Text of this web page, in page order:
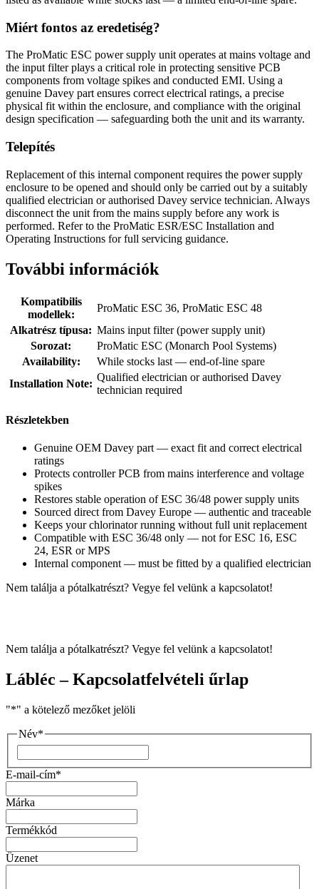
Miért fontos az eredetiség?
The ProMatic ESC power supply unit operates at mains voltage and
the input filter plays a critical role in protecting sensitive PCB
components from voltage spikes and conducted EMI. Using a
genuine Davey part ensures correct electrical ratings, a precise
physical fit within the enclosure, and compliance with the original
design specification — safeguarding both the unit and its warranty.
Telepítés
Replacement of this internal component requires the power supply
enclosure to be opened and should only be carried out by a suitably
qualified electrician or authorised Davey service technician. Always
disconnect the unit from the mains supply before any work is
performed. Refer to the ProMatic ESR/ESC Installation and
Operating Instructions for full servicing guidance.
További információk
Kompatibilis
modellek:
ProMatic ESC 36, ProMatic ESC 48
Alkatrész típusa: Mains input filter (power supply unit)
Sorozat:
ProMatic ESC (Monarch Pool Systems)
Availability:
While stocks last — end-of-line spare
Installation Note:
Qualified electrician or authorised Davey
technician required
Részletekben
Genuine OEM Davey part — exact fit and correct electrical
ratings
Protects controller PCB from mains interference and voltage
spikes
Restores stable operation of ESC 36/48 power supply units
Sourced direct from Davey Europe — authentic and traceable
Keeps your chlorinator running without full unit replacement
Compatible with ESC 36/48 only — not for ESC 16, ESC
24, ESR or MPS
Internal component — must be fitted by a qualified electrician
Nem találja a pótalkatrészt? Vegye fel velünk a kapcsolatot!
Nem találja a pótalkatrészt? Vegye fel velünk a kapcsolatot!
Lábléc – Kapcsolatfelvételi űrlap
"*" a kötelező mezőket jelöli
Név*
E-mail-cím*
Márka
Termékkód
Üzenet